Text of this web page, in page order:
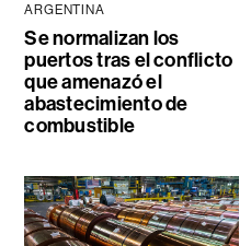
ARGENTINA
Se normalizan los
puertos tras el conflicto
que amenazó el
abastecimiento de
combustible